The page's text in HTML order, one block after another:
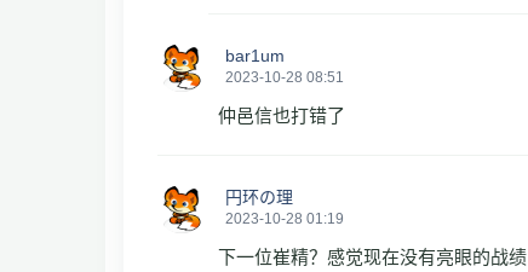
bar1um
2023-10-28 08:51
仲邑信也打错了
円环の理
2023-10-28 01:19
下一位崔精？感觉现在没有亮眼的战绩